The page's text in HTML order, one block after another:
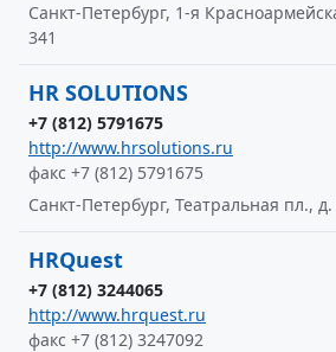
Санкт-Петербург, 1-я
341
HR SOLUTIONS
+7 (812) 5791675
http://www.hrsolutions.ru
факс +7 (812) 5791675
Санкт-Петербург, Театральная пл.,
HRQuest
+7 (812) 3244065
http://www.hrquest.ru
факс +7 (812) 3247092